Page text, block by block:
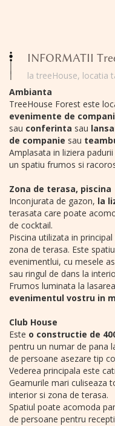
INFORMATII
la treeHouse, locatia
Ambianta
TreeHouse Forest este
evenimente de
sau conferinta sau
de companie sau
Amplasata in liziera
un spatiu frumos si
Zona de terasa, piscina
Inconjurata de gazon, la
terasata care poate
de cocktail.
Piscina utilizata in
zona de terasa. Este
evenimentlui, cu mesele
sau ringul de dans la
Frumos luminata la
evenimentul vostru in
Club House
Este o constructie de
pentru un numar de pana
de persoane asezare tip
Vederea principala este
Geamurile mari culiseaza
interior si zona de terasa.
Spatiul poate acomoda
de persoane pentru